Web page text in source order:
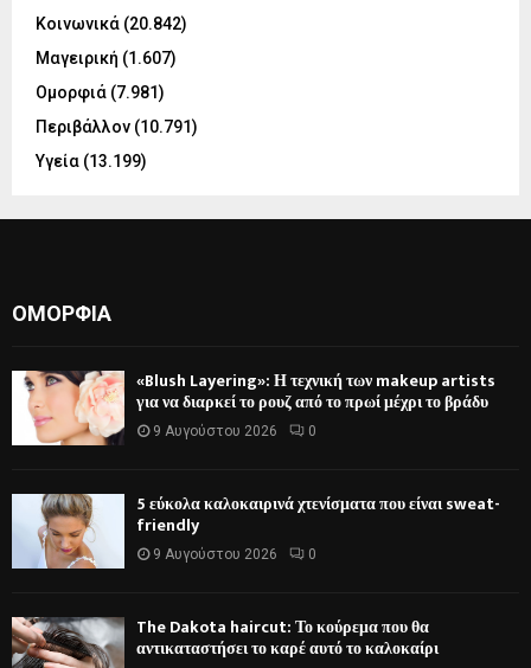
Κοινωνικά (20.842)
Μαγειρική (1.607)
Ομορφιά (7.981)
Περιβάλλον (10.791)
Υγεία (13.199)
ΟΜΟΡΦΙΆ
«Blush Layering»: Η τεχνική των makeup artists
για να διαρκεί το ρουζ από το πρωί μέχρι το βράδυ
9 Αυγούστου 2026 0
5 εύκολα καλοκαιρινά χτενίσματα που είναι sweat-
friendly
9 Αυγούστου 2026 0
The Dakota haircut: Το κούρεμα που θα
αντικαταστήσει το καρέ αυτό το καλοκαίρι